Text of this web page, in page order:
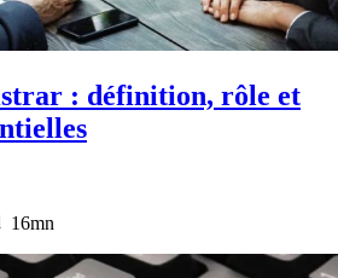
: définition, rôle et
16mn